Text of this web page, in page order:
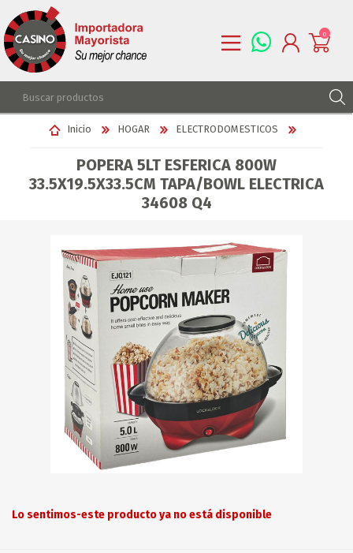
REGISTRARSE
LISTA DE DESEOS
0
Inicio HOGAR ELECTRODOMESTICOS
POPERA 5LT ESFERICA 800W
33.5X19.5X33.5CM TAPA/BOWL ELECTRICA
34608 Q4
Lo sentimos-este producto ya no está disponible